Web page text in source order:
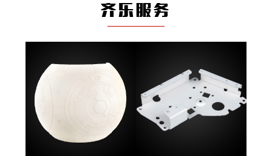
齐乐服务